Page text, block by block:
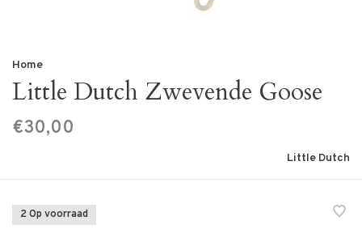
Home
Little Dutch Zwevende Goose
€30,00
Little Dutch
2 Op voorraad